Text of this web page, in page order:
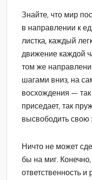
Знайте, что мир
в направлении к
листка, каждый
движение каждой
том же
шагами вниз, на
восхождения —
приседает, так
высвободить свою
Ничто не может
бы на миг.
ответственность и